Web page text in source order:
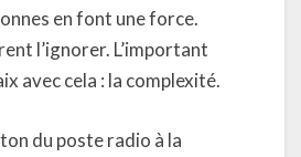
en font une force.
l’ignorer. L’important
avec cela : la complexité.
du poste radio à la